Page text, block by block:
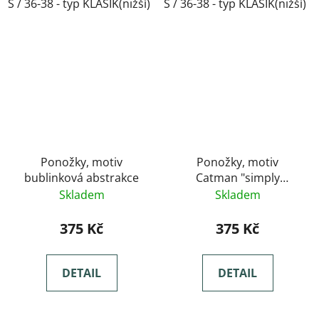
S / 36-38 - typ KLASIK(nižší) M / 39-41- typ KLASIK(nižší)
S / 36-38 - typ KLASIK(nižší)
Ponožky, motiv
bublinková abstrakce
Skladem
375 Kč
DETAIL
Ponožky, motiv
Catman "simply
kolekce"
Skladem
375 Kč
DETAIL